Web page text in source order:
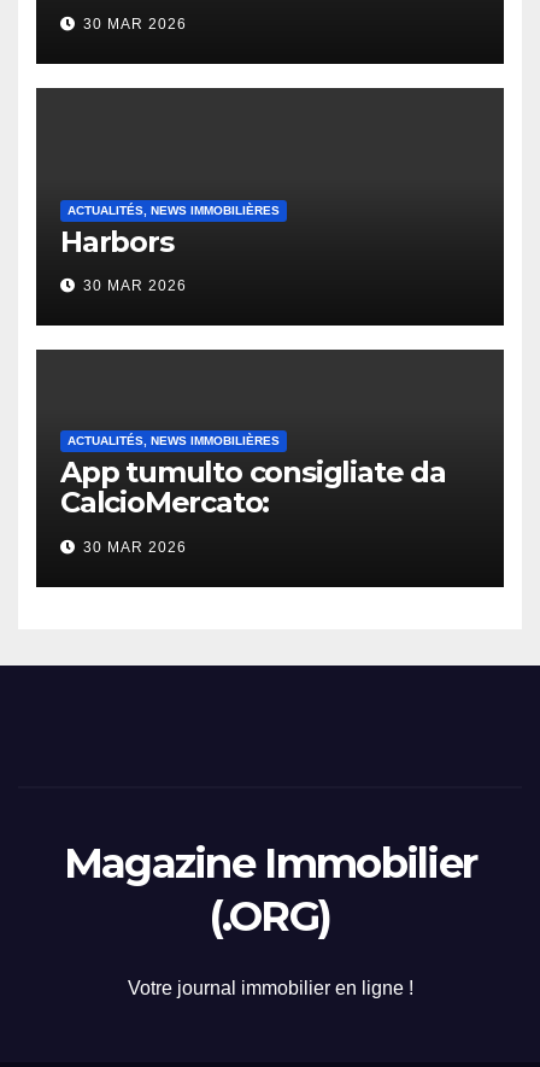
30 MAR 2026
ACTUALITÉS, NEWS IMMOBILIÈRES
Harbors
30 MAR 2026
ACTUALITÉS, NEWS IMMOBILIÈRES
App tumulto consigliate da
CalcioMercato:
considerazione di gennaio
2026
30 MAR 2026
Magazine Immobilier
(.ORG)
Votre journal immobilier en ligne !